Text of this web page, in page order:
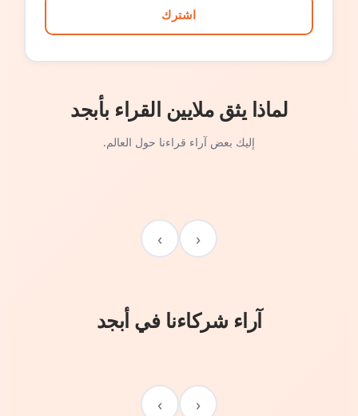
اشترك
لماذا يثق ملايين القراء بأبجد
إليك بعض آراء قراءنا حول العالم.
‹
›
آراء شركاءنا في أبجد
‹
›